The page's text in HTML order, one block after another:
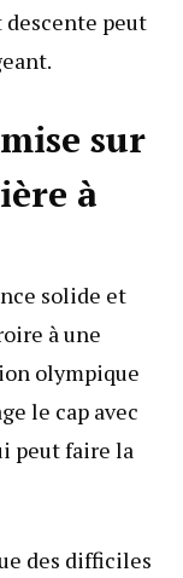
peut
sur
à
solide et
à une
olympique
le cap avec
peut faire la
des difficiles